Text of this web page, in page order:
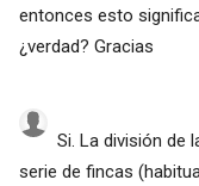
entonces esto
¿verdad? Gracias
Si. La división de
serie de fincas